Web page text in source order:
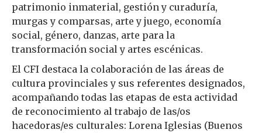
patrimonio inmaterial, gestión y curaduría,
murgas y comparsas, arte y juego, economía
social, género, danzas, arte para la
transformación social y artes escénicas.
El CFI destaca la colaboración de las áreas de
cultura provinciales y sus referentes designados,
acompañando todas las etapas de esta actividad
de reconocimiento al trabajo de las/os
hacedoras/es culturales: Lorena Iglesias (Buenos